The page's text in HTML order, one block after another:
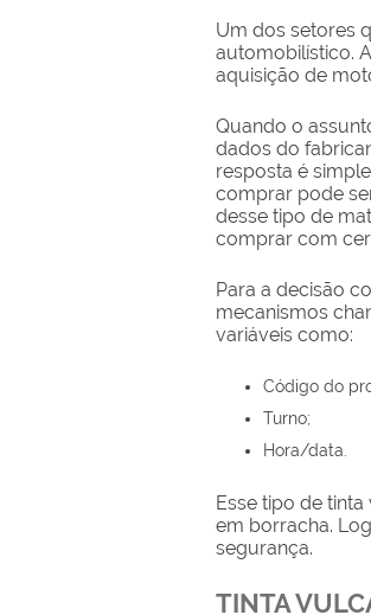
Um dos setores
automobilístico.
aquisição de
Quando o
dados do
resposta é
comprar pode
desse tipo de
comprar com
Para a decisão
mecanismos
variáveis como:
Código do
Turno;
Hora/data.
Esse tipo de
em borracha.
segurança.
TINTA